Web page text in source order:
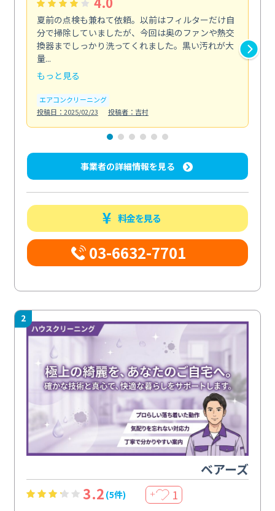
夏前の点検も兼ねて依頼。以前はフィルターだけ自
分で掃除していましたが、今回は奥のファンや熱交
換器までしっかり洗ってくれました。黒い汚れが大
量...
もっと見る
エアコンクリーニング
投稿日：2025/02/23
投稿者：吉村
事業者の詳細情報を見る
料金を見る
03-6632-7701
2
ベアーズ
3.2 (5件) ＋ 1